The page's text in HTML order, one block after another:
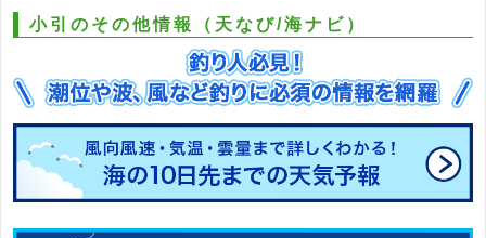
小引のその他情報（天なび/海ナビ）